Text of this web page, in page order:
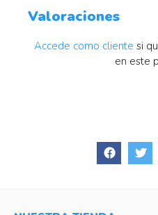
Valoraciones
Accede como cliente si
en este